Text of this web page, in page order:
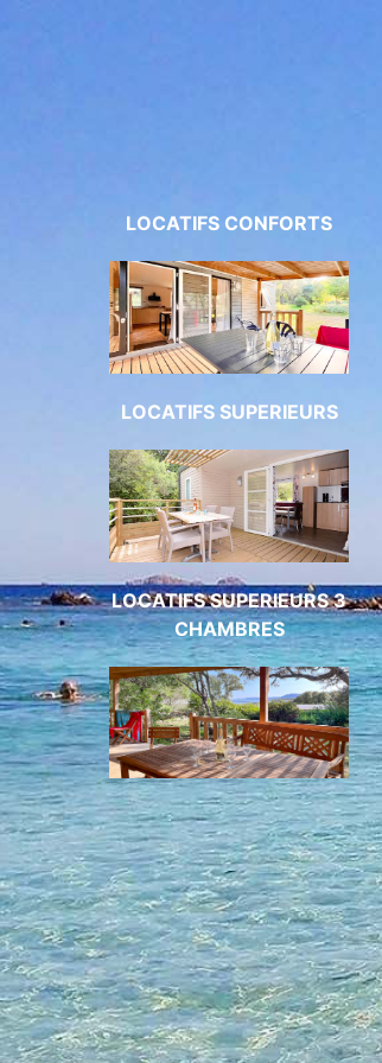
LOCATIFS CONFORTS
LOCATIFS SUPERIEURS
LOCATIFS SUPERIEURS 3
CHAMBRES